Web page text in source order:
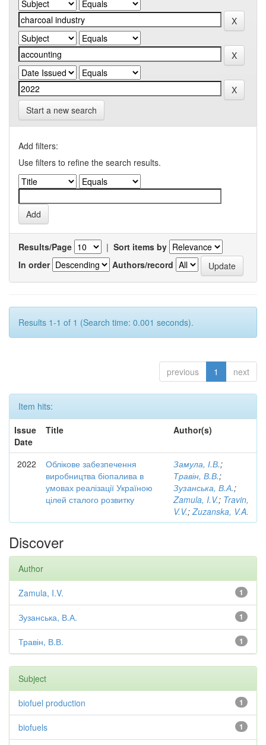
Start a new search
Add filters:
Use filters to refine the search results.
Results/Page | Sort items by
In order
Authors/record
Results 1-1 of 1 (Search time: 0.001 seconds).
previous 1 next
Item hits:
Issue
Date
Title Author(s)
2022
Облікове забезпечення
виробництва біопалива в
умовах реалізації Україною
цілей сталого розвитку
Замула, І.В.;
Травін, В.В.;
Зузанська, В.А.;
Zamula, I.V.; Travin,
V.V.;Zuzanska, V.A.
Discover
Author
1
Zamula, I.V.
1
Зузанська, В.А.
1
Травін, В.В.
Subject
1
biofuel production
1
biofuels